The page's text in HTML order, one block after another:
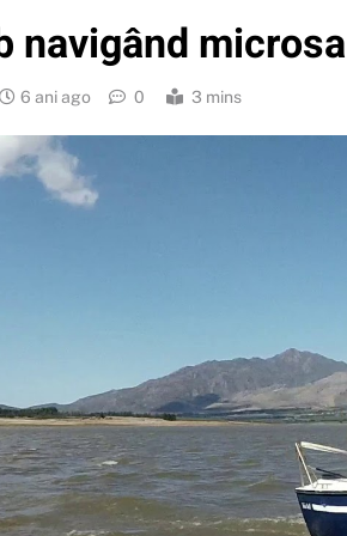
navigând
6 ani ago 0 3 mins